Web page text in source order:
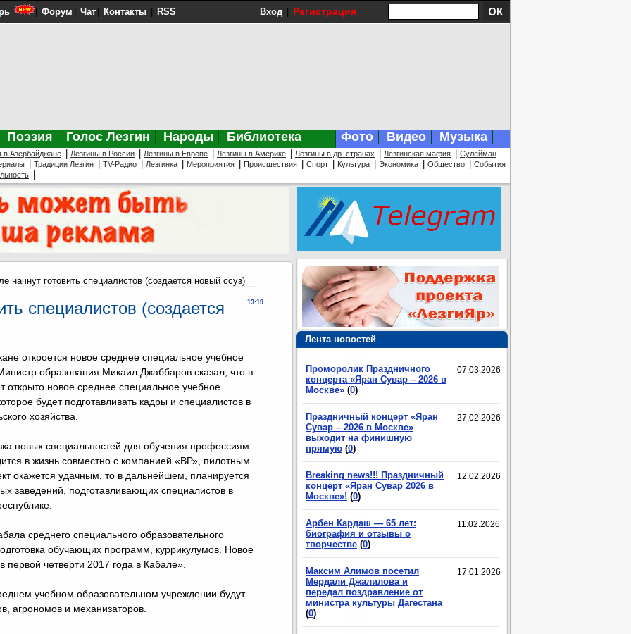
Форум Чат Контакты RSS Вход Регистрация
Поэзия Голос Лезгин Народы Библиотека Фото Видео Музыка
в Азербайджане Лезгины в России Лезгины в Европе Лезгины в Америке Лезгины в др. странах Лезгинская мафия
Сулейман
Традиции Лезгин TV-Радио Лезгинка Мероприятия Происшествия Спорт Культура Экономика Общество События
Лента новостей
07.03.2026
Проморолик Праздничного
концерта «Яран Сувар – 2026 в
Москве» (0)
27.02.2026
Праздничный концерт «Яран
Сувар – 2026 в Москве»
выходит на финишную
прямую (0)
12.02.2026
Breaking news!!! Праздничный
концерт «Яран Сувар 2026 в
Москве»! (0)
11.02.2026
Арбен Кардаш — 65 лет:
биография и отзывы о
творчестве (0)
17.01.2026
Максим Алимов посетил
Мердали Джалилова и
передал поздравление от
министра культуры Дагестана
(0)
начнут готовить специалистов (создается новый ссуз)
13:19
специалистов (создается
откроется новое среднее специальное учебное
образования Микаил Джаббаров сказал, что в
открыто новое среднее специальное учебное
будет подготавливать кадры и специалистов в
хозяйства.
новых специальностей для обучения профессиям
в жизнь совместно с компанией «ВР», пилотным
окажется удачным, то в дальнейшем, планируется
заведений, подготавливающих специалистов в
среднего специального образовательного
обучающих программ, куррикулумов. Новое
первой четверти 2017 года в Кабале».
учебном образовательном учреждении будут
агрономов и механизаторов.